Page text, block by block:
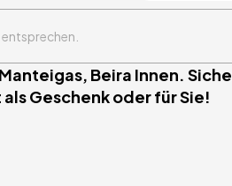
Beira Innen.
Geschenk oder für Sie!